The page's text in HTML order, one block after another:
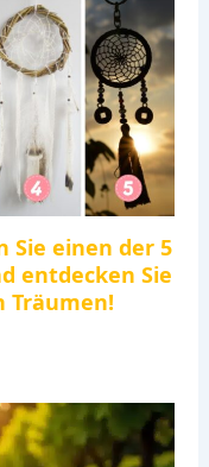
Sie einen der 5
entdecken Sie
Träumen!